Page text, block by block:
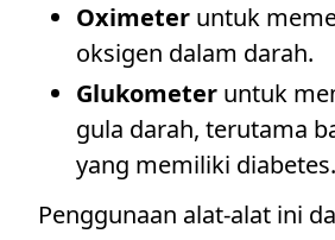
Oximeter untuk
oksigen dalam darah.
Glukometer untuk
gula darah, terutama
yang memiliki diabetes.
Penggunaan alat-alat ini